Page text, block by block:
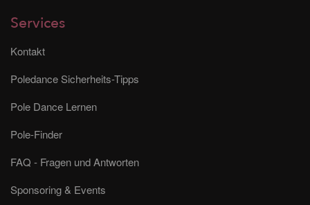
Services
Kontakt
Poledance Sicherheits-Tipps
Pole Dance Lernen
Pole-Finder
FAQ - Fragen und Antworten
Sponsoring & Events